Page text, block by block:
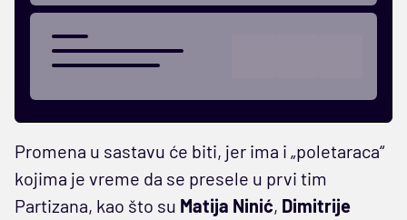
Promena u sastavu će biti, jer ima i „poletaraca“
kojima je vreme da se presele u prvi tim
Partizana, kao što su Matija Ninić, Dimitrije